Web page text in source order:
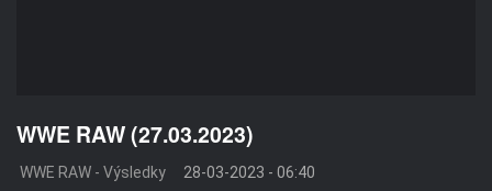
WWE RAW (27.03.2023)
WWE RAW - Výsledky 28-03-2023 - 06:40